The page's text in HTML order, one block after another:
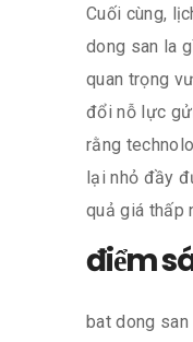
Cuối cùng,
dong san la
quan trọng
đổi nỗ lực
rằng
lại nhỏ đầy
quả giá thấp
điểm
bat dong